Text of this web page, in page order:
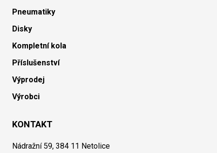
Pneumatiky
Disky
Kompletní kola
Příslušenství
Výprodej
Výrobci
KONTAKT
Nádražní 59, 384 11 Netolice